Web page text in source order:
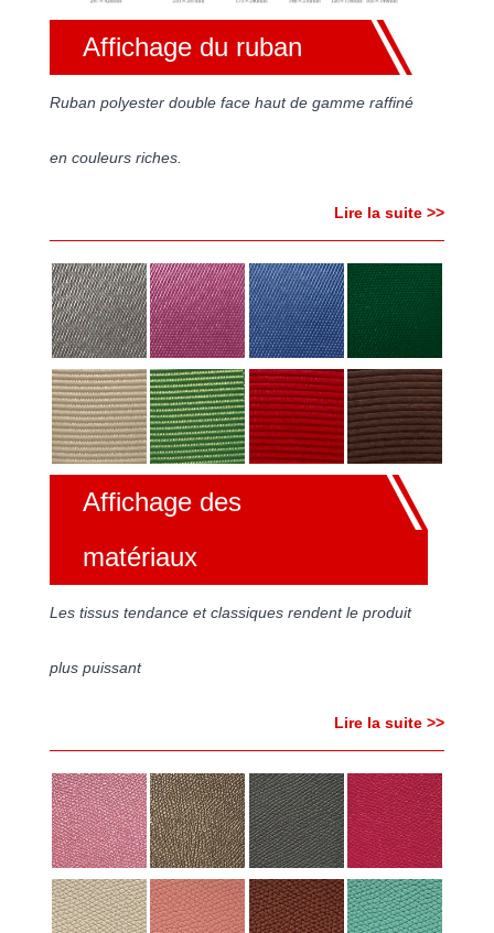
Affichage du ruban
Ruban polyester double face haut de gamme raffiné
en couleurs riches.
Lire la suite >>
Affichage des
matériaux
Les tissus tendance et classiques rendent le produit
plus puissant
Lire la suite >>